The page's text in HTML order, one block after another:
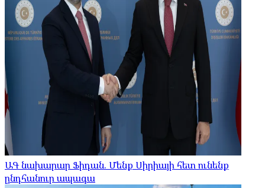
ԱԳ նախարար Ֆիդան. Մենք Սիրիայի հետ ունենք
ընդհանուր ապագա